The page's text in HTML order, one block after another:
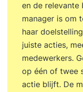
en de relevante
manager is om
haar
juiste acties,
medewerkers.
op één of twee
actie blijft. De